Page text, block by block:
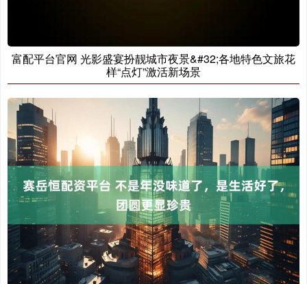
富配平台官网 光影盛宴扮靓城市夜景&#32;各地特色文旅花
样“点灯”激活新场景